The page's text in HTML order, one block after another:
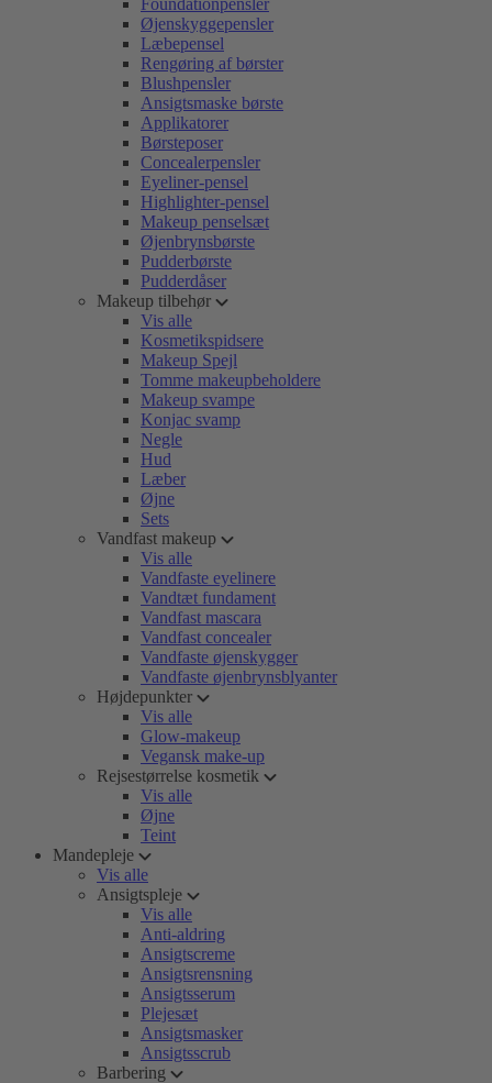
Foundationpensler
Øjenskyggepensler
Læbepensel
Rengøring af børster
Blushpensler
Ansigtsmaske børste
Applikatorer
Børsteposer
Concealerpensler
Eyeliner-pensel
Highlighter-pensel
Makeup penselsæt
Øjenbrynsbørste
Pudderbørste
Pudderdåser
Makeup tilbehør
Vis alle
Kosmetikspidsere
Makeup Spejl
Tomme makeupbeholdere
Makeup svampe
Konjac svamp
Negle
Hud
Læber
Øjne
Sets
Vandfast makeup
Vis alle
Vandfaste eyelinere
Vandtæt fundament
Vandfast mascara
Vandfast concealer
Vandfaste øjenskygger
Vandfaste øjenbrynsblyanter
Højdepunkter
Vis alle
Glow-makeup
Vegansk make-up
Rejsestørrelse kosmetik
Vis alle
Øjne
Teint
Mandepleje
Vis alle
Ansigtspleje
Vis alle
Anti-aldring
Ansigtscreme
Ansigtsrensning
Ansigtsserum
Plejesæt
Ansigtsmasker
Ansigtsscrub
Barbering